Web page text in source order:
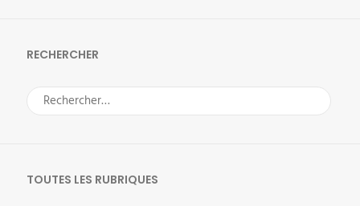
RECHERCHER
Rechercher :
TOUTES LES RUBRIQUES